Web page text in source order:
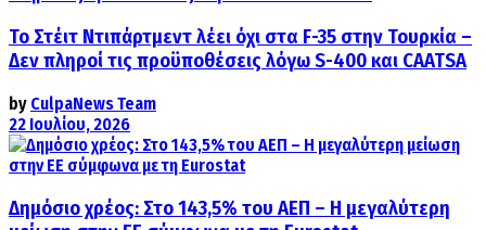
Το Στέιτ Ντιπάρτμεντ λέει όχι στα F-35 στην Τουρκία –
Δεν πληροί τις προϋποθέσεις λόγω S-400 και CAATSA
by CulpaNews Team
22 Ιουλίου, 2026
Δημόσιο χρέος: Στο 143,5% του ΑΕΠ – Η μεγαλύτερη